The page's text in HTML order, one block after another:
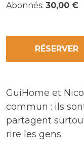
Abonnés: 30,00 €
RÉSERVER
GuiHome et
commun : ils
partagent
rire les gens.